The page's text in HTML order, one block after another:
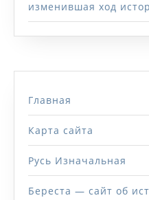
изменившая ход
Главная
Карта сайта
Русь Изначальная
Береста — сайт об